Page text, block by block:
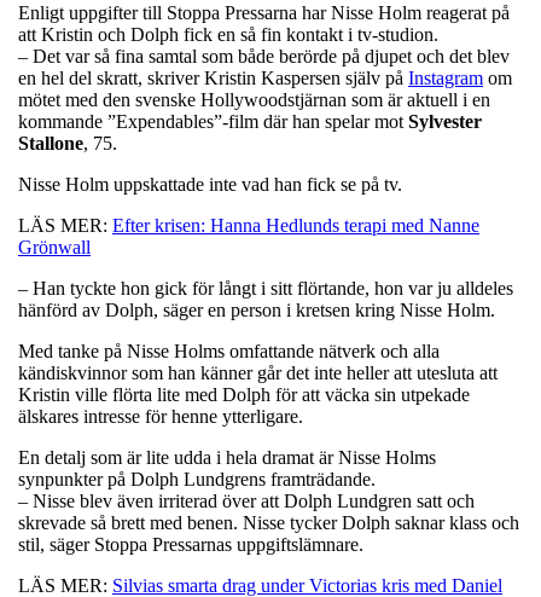
Enligt uppgifter till Stoppa Pressarna har Nisse Holm reagerat på
att Kristin och Dolph fick en så fin kontakt i tv-studion.
– Det var så fina samtal som både berörde på djupet och det blev
en hel del skratt, skriver Kristin Kaspersen själv på Instagram om
mötet med den svenske Hollywoodstjärnan som är aktuell i en
kommande ”Expendables”-film där han spelar mot Sylvester
Stallone, 75.
Nisse Holm uppskattade inte vad han fick se på tv.
LÄS MER: Efter krisen: Hanna Hedlunds terapi med Nanne
Grönwall
– Han tyckte hon gick för långt i sitt flörtande, hon var ju alldeles
hänförd av Dolph, säger en person i kretsen kring Nisse Holm.
Med tanke på Nisse Holms omfattande nätverk och alla
kändiskvinnor som han känner går det inte heller att utesluta att
Kristin ville flörta lite med Dolph för att väcka sin utpekade
älskares intresse för henne ytterligare.
En detalj som är lite udda i hela dramat är Nisse Holms
synpunkter på Dolph Lundgrens framträdande.
– Nisse blev även irriterad över att Dolph Lundgren satt och
skrevade så brett med benen. Nisse tycker Dolph saknar klass och
stil, säger Stoppa Pressarnas uppgiftslämnare.
LÄS MER: Silvias smarta drag under Victorias kris med Daniel